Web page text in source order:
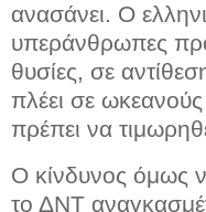
ανασάνει. Ο
υπεράνθρωπες
θυσίες, σε
πλέει σε
πρέπει να
Ο κίνδυνος όμως
το ΔNT